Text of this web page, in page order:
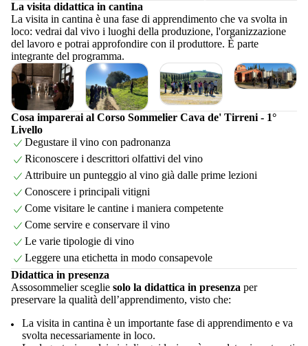
La visita didattica in cantina
La visita in cantina è una fase di apprendimento che va svolta in
loco: vedrai dal vivo i luoghi della produzione, l'organizzazione
del lavoro e potrai approfondire con il produttore. È parte
integrante del programma.
Cosa imparerai al Corso Sommelier Cava de' Tirreni - 1°
Livello
Degustare il vino con padronanza
Riconoscere i descrittori olfattivi del vino
Attribuire un punteggio al vino già dalle prime lezioni
Conoscere i principali vitigni
Come visitare le cantine i maniera competente
Come servire e conservare il vino
Le varie tipologie di vino
Leggere una etichetta in modo consapevole
Didattica in presenza
Assosommelier sceglie solo la didattica in presenza per
preservare la qualità dell’apprendimento, visto che:
La visita in cantina è un importante fase di apprendimento e va
svolta necessariamente in loco.